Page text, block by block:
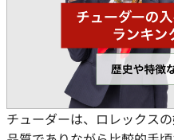
チューダーは、ロレックス